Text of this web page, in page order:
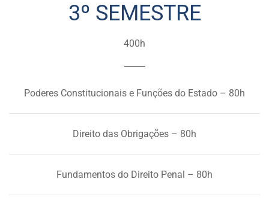
3º SEMESTRE
400h
Poderes Constitucionais e Funções do Estado – 80h
Direito das Obrigações – 80h
Fundamentos do Direito Penal – 80h